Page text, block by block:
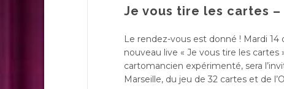
Je vous tire les cartes
Le rendez-vous est donné ! Mardi 14
nouveau live « Je vous tire les
cartomancien expérimenté, sera
Marseille, du jeu de 32 cartes et de